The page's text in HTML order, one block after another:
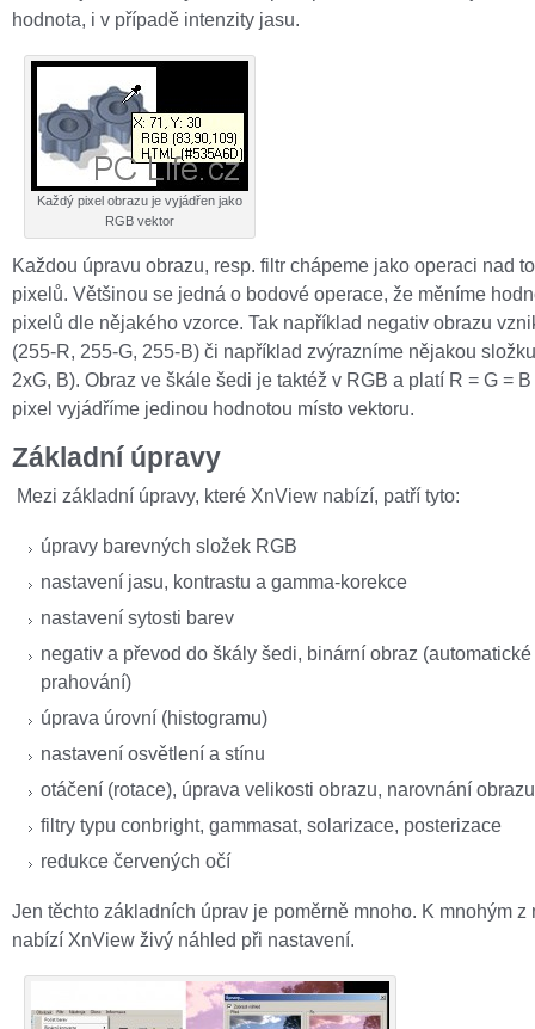
hodnota, i v případě intenzity jasu.
Každý pixel obrazu je vyjádřen jako
RGB vektor
Každou úpravu obrazu, resp. filtr chápeme jako operaci nad
pixelů. Většinou se jedná o bodové operace, že měníme
pixelů dle nějakého vzorce. Tak například negativ obrazu
(255-R, 255-G, 255-B) či například zvýrazníme nějakou
2xG, B). Obraz ve škále šedi je taktéž v RGB a platí R = G =
pixel vyjádříme jedinou hodnotou místo vektoru.
Základní úpravy
Mezi základní úpravy, které XnView nabízí, patří tyto:
úpravy barevných složek RGB
nastavení jasu, kontrastu a gamma-korekce
nastavení sytosti barev
negativ a převod do škály šedi, binární obraz (automatické
prahování)
úprava úrovní (histogramu)
nastavení osvětlení a stínu
otáčení (rotace), úprava velikosti obrazu, narovnání
filtry typu conbright, gammasat, solarizace, posterizace
redukce červených očí
Jen těchto základních úprav je poměrně mnoho. K mnohým z
nabízí XnView živý náhled při nastavení.